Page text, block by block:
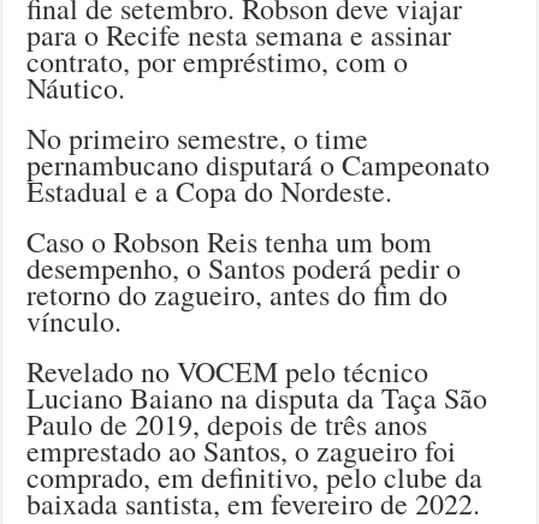
final de setembro. Robson deve viajar
para o Recife nesta semana e assinar
contrato, por empréstimo, com o
Náutico.
No primeiro semestre, o time
pernambucano disputará o Campeonato
Estadual e a Copa do Nordeste.
Caso o Robson Reis tenha um bom
desempenho, o Santos poderá pedir o
retorno do zagueiro, antes do fim do
vínculo.
Revelado no VOCEM pelo técnico
Luciano Baiano na disputa da Taça São
Paulo de 2019, depois de três anos
emprestado ao Santos, o zagueiro foi
comprado, em definitivo, pelo clube da
baixada santista, em fevereiro de 2022.